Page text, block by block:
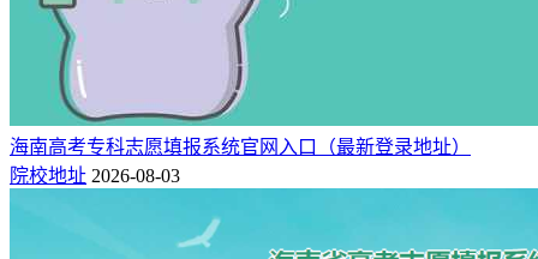
海南高考专科志愿填报系统官网入口（最新登录地址）
院校地址 2026-08-03